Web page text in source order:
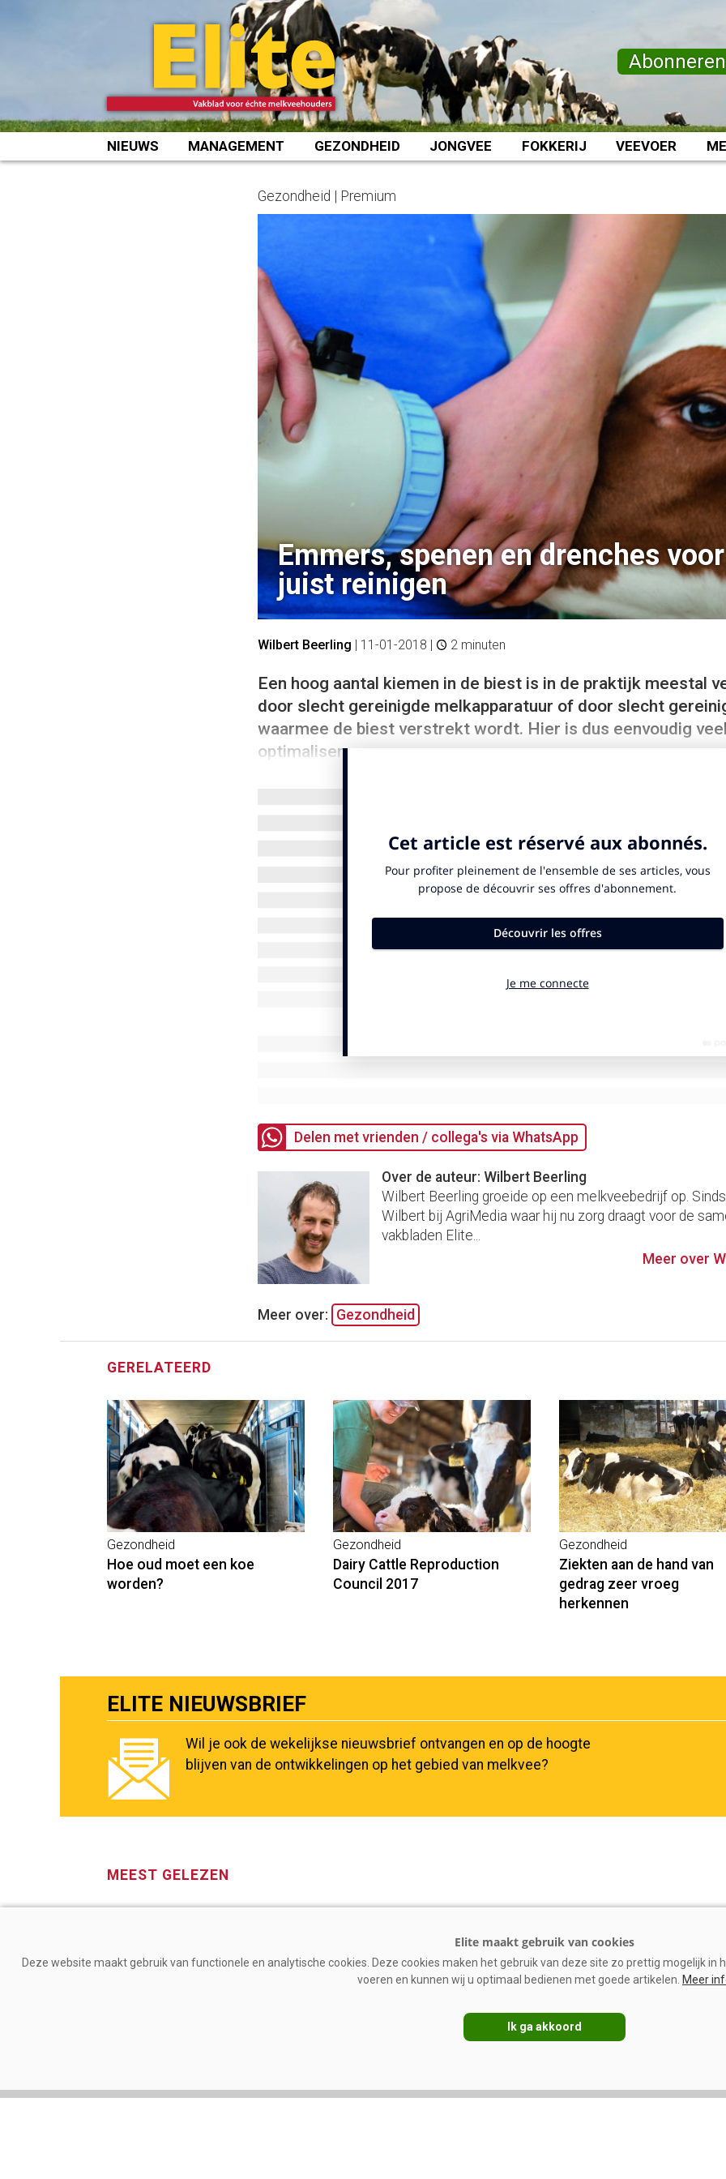
Abonneren
NIEUWS MANAGEMENT GEZONDHEID JONGVEE FOKKERIJ VEEVOER
Gezondheid | Premium
Emmers, spenen en drenches
juist reinigen
Wilbert Beerling | 11-01-2018 | 2 minuten
Een hoog aantal kiemen in de biest is in de praktijk meestal
door slecht gereinigde melkapparatuur of door slecht
waarmee de biest verstrekt wordt. Hier is dus eenvoudig
optimaliseren.
Delen met vrienden / collega's via WhatsApp
Over de auteur: Wilbert Beerling
Wilbert Beerling groeide op een melkveebedrijf op.
Wilbert bij AgriMedia waar hij nu zorg draagt voor de
vakbladen Elite...
Meer over
Meer over: Gezondheid
GERELATEERD
Gezondheid
Hoe oud moet een koe
worden?
Gezondheid
Dairy Cattle Reproduction
Council 2017
Gezondheid
Ziekten aan de hand van
gedrag zeer vroeg
herkennen
ELITE NIEUWSBRIEF
Wil je ook de wekelijkse nieuwsbrief ontvangen en op de hoogte
blijven van de ontwikkelingen op het gebied van melkvee?
MEEST GELEZEN
ontstekingsprocessen bij
gezondheidsmanagement
stevigere prijzen ondanks
Deze website maakt gebruik van functionele en analytische cookies. Deze cookies maken het gebruik van deze site zo prettig mogelijk
voeren en kunnen wij u optimaal bedienen met goede artikelen. Meer
Ik ga akkoord